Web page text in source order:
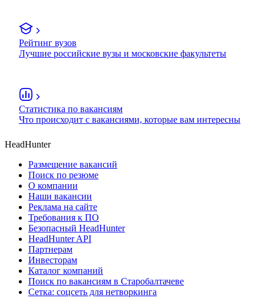
Рейтинг вузов
Лучшие российские вузы и московские факультеты
Статистика по вакансиям
Что происходит с вакансиями, которые вам интересны
HeadHunter
Размещение вакансий
Поиск по резюме
О компании
Наши вакансии
Реклама на сайте
Требования к ПО
Безопасный HeadHunter
HeadHunter API
Партнерам
Инвесторам
Каталог компаний
Поиск по вакансиям в Старобалтачеве
Сетка: соцсеть для нетворкинга